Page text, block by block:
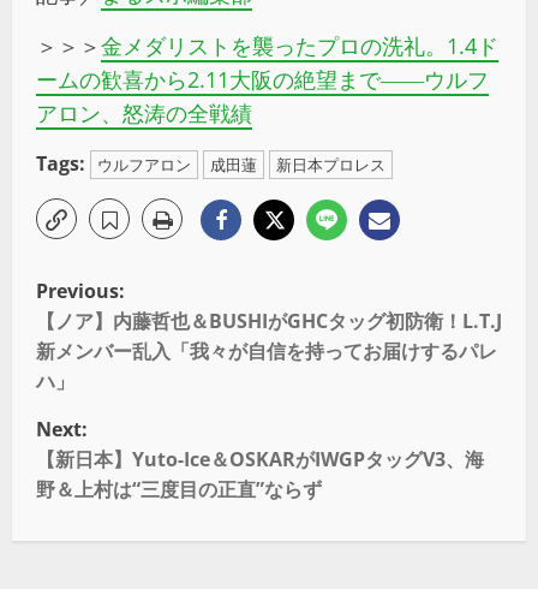
＞＞＞金メダリストを襲ったプロの洗礼。1.4ド
ームの歓喜から2.11大阪の絶望まで――ウルフ
アロン、怒涛の全戦績
Tags: ウルフアロン 成田蓮 新日本プロレス
Previous:
【ノア】内藤哲也＆BUSHIがGHCタッグ初防衛！L.T.J
新メンバー乱入「我々が自信を持ってお届けするパレ
ハ」
Next:
【新日本】Yuto-Ice＆OSKARがIWGPタッグV3、海
野＆上村は“三度目の正直”ならず